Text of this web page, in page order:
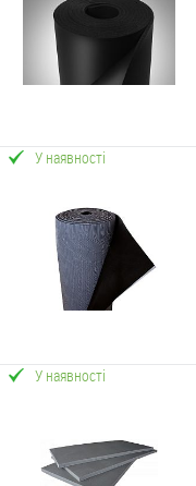
У наявності
У наявності